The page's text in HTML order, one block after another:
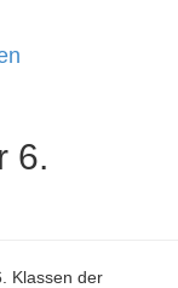
6.
Klassen der